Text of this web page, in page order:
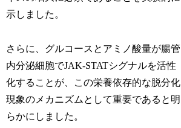
示しました。
さらに、グルコースとアミノ酸量が腸管
内分泌細胞でJAK-STATシグナルを活性
化することが、この栄養依存的な脱分化
現象のメカニズムとして重要であると明
らかにしました。